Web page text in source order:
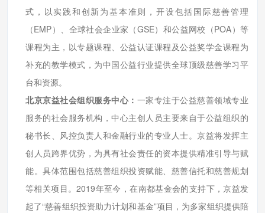
式，以实践和创新为基本准则，开设包括国际慈善管理
（EMP）、全球社会企业家（GSE）和公益网校（POA）等
课程为主，以专题课程、公益认证课程及公益奖学金课程为
补充的教学模式，为中国公益行业提供全球顶级慈善学习平
台和资源。
北京京益社会组织服务中心： 一家专注于公益慈善领域专业
服务的社会服务机构，中心主创人员主要来自于公益组织的
秘书长、风控负责人和金融行业的专业人士。京益将发挥主
创人员跨界优势，为具有社会责任的资本提供精准引导与赋
能。具体范围包括慈善组织投资赋能、慈善信托和慈善规划
等相关项目。2019年至今，在南都基金会的支持下，京益发
起了“慈善组织投资助力计划和基金”项目，为多家组织提供陪